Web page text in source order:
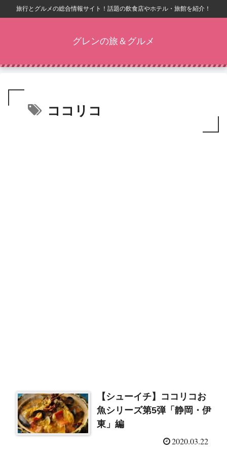
旅行とグルメの総合情報サイト！話題の飲食店やホテル・旅館を紹介！
グレンの旅＆グルメ
ココリコ
【シューイチ】ココリコお
魚シリーズ第5弾「静岡・伊
東」編
2020.03.22